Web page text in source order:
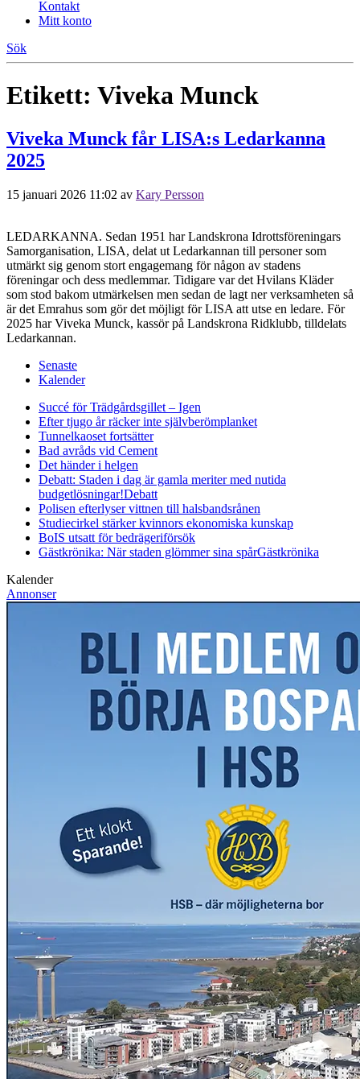
Kontakt
Mitt konto
Sök
Etikett: Viveka Munck
Viveka Munck får LISA:s Ledarkanna
2025
15 januari 2026 11:02 av Kary Persson
LEDARKANNA. Sedan 1951 har Landskrona Idrottsföreningars
Samorganisation, LISA, delat ut Ledarkannan till personer som
utmärkt sig genom stort engagemang för någon av stadens
föreningar och dess medlemmar. Tidigare var det Hvilans Kläder
som stod bakom utmärkelsen men sedan de lagt ner verksamheten så
är det Emrahus som gör det möjligt för LISA att utse en ledare. För
2025 har Viveka Munck, kassör på Landskrona Ridklubb, tilldelats
Ledarkannan.
Senaste
Kalender
Succé för Trädgårdsgillet – Igen
Efter tjugo år räcker inte självberömplanket
Tunnelkaoset fortsätter
Bad avråds vid Cement
Det händer i helgen
Debatt: Staden i dag är gamla meriter med nutida
budgetlösningar!Debatt
Polisen efterlyser vittnen till halsbandsrånen
Studiecirkel stärker kvinnors ekonomiska kunskap
BoIS utsatt för bedrägeriförsök
Gästkrönika: När staden glömmer sina spårGästkrönika
Kalender
Annonser